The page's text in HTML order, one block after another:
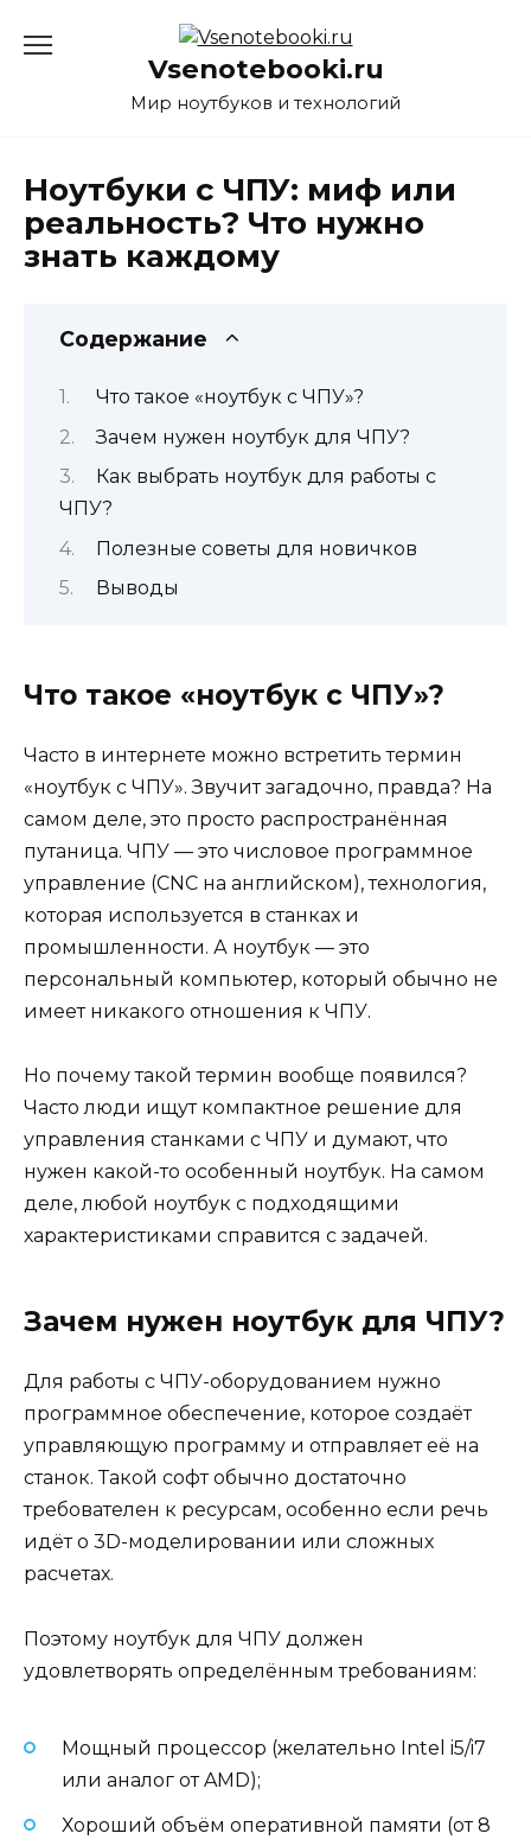
Vsenotebooki.ru
Мир ноутбуков и технологий
Ноутбуки с ЧПУ: миф или
реальность? Что нужно
знать каждому
Содержание
Что такое «ноутбук с ЧПУ»?
Зачем нужен ноутбук для ЧПУ?
Как выбрать ноутбук для работы с
ЧПУ?
Полезные советы для новичков
Выводы
Что такое «ноутбук с ЧПУ»?
Часто в интернете можно встретить термин
«ноутбук с ЧПУ». Звучит загадочно, правда? На
самом деле, это просто распространённая
путаница. ЧПУ — это числовое программное
управление (CNC на английском), технология,
которая используется в станках и
промышленности. А ноутбук — это
персональный компьютер, который обычно не
имеет никакого отношения к ЧПУ.
Но почему такой термин вообще появился?
Часто люди ищут компактное решение для
управления станками с ЧПУ и думают, что
нужен какой-то особенный ноутбук. На самом
деле, любой ноутбук с подходящими
характеристиками справится с задачей.
Зачем нужен ноутбук для ЧПУ?
Для работы с ЧПУ-оборудованием нужно
программное обеспечение, которое создаёт
управляющую программу и отправляет её на
станок. Такой софт обычно достаточно
требователен к ресурсам, особенно если речь
идёт о 3D-моделировании или сложных
расчетах.
Поэтому ноутбук для ЧПУ должен
удовлетворять определённым требованиям:
Мощный процессор (желательно Intel i5/i7
или аналог от AMD);
Хороший объём оперативной памяти (от 8